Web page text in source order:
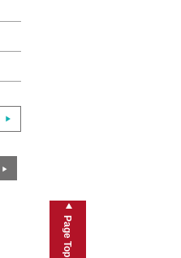
▶
Page Top